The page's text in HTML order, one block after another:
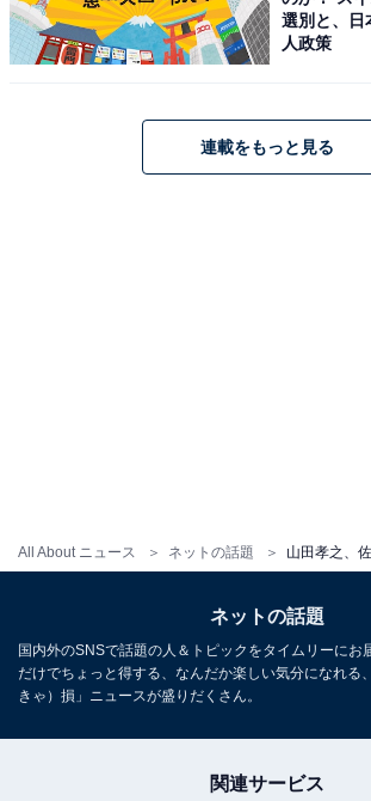
All About ニュース ネットの話題
選別と、日
人政策
連載をもっと見る
ネットの話題
国内外のSNSで話題の人＆トピックをタイムリーにお
だけでちょっと得する、なんだか楽しい気分になれる
きゃ）損」ニュースが盛りだくさん。
関連サービス